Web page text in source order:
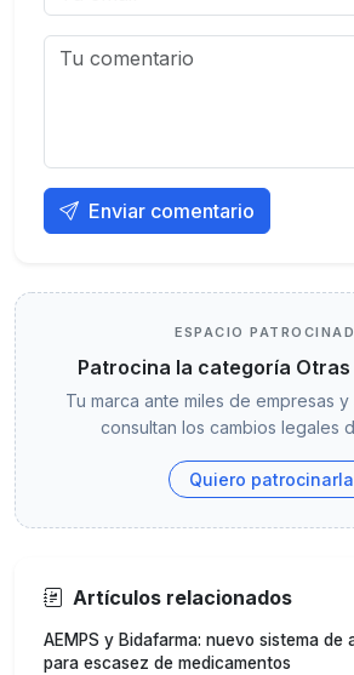
Enviar comentario
ESPACIO
Patrocina la categoría
Tu marca ante miles de empresas
consultan los cambios legales
Quiero patrocinarla
Artículos relacionados
AEMPS y Bidafarma: nuevo sistema de
para escasez de medicamentos